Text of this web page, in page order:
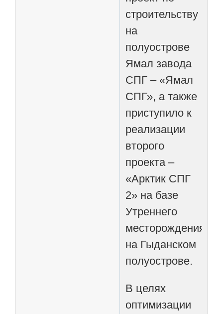
строительству
на
полуострове
Ямал завода
СПГ – «Ямал
СПГ», а также
приступило к
реализации
второго
проекта –
«Арктик СПГ
2» на базе
Утреннего
месторождения
на Гыданском
полуострове.
В целях
оптимизации